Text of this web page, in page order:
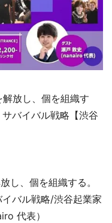
放し、個を組織す
バイバル戦略【渋谷
し、個を組織する。
バル戦略/渋谷起業家
代表）